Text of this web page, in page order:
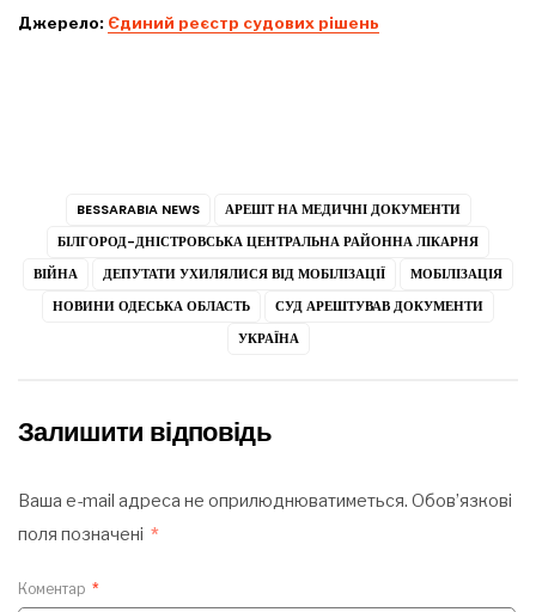
Джерело: Єдиний реєстр судових рішень
BESSARABIA NEWS
АРЕШТ НА МЕДИЧНІ ДОКУМЕНТИ
БІЛГОРОД-ДНІСТРОВСЬКА ЦЕНТРАЛЬНА РАЙОННА ЛІКАРНЯ
ВІЙНА
ДЕПУТАТИ УХИЛЯЛИСЯ ВІД МОБІЛІЗАЦІЇ
МОБІЛІЗАЦІЯ
НОВИНИ ОДЕСЬКА ОБЛАСТЬ
СУД АРЕШТУВАВ ДОКУМЕНТИ
УКРАЇНА
Залишити відповідь
Ваша e-mail адреса не оприлюднюватиметься. Обов’язкові
поля позначені *
Коментар *